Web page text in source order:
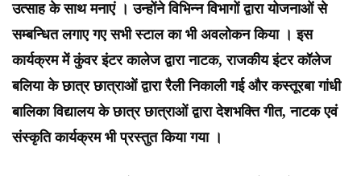
उत्साह के साथ मनाएं । उन्होंने विभिन्न विभागों द्वारा योजनाओं से
सम्बन्धित लगाए गए सभी स्टाल का भी अवलोकन किया । इस
कार्यक्रम में कुंवर इंटर कालेज द्वारा नाटक, राजकीय इंटर कॉलेज
बलिया के छात्र छात्राओं द्वारा रैली निकाली गई और कस्तूरबा गांधी
बालिका विद्यालय के छात्र छात्राओं द्वारा देशभक्ति गीत, नाटक एवं
संस्कृति कार्यक्रम भी प्रस्तुत किया गया ।